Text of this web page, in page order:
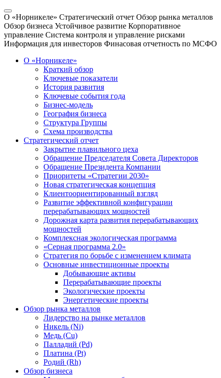
О «Норникеле» Стратегический отчет Обзор рынка металлов
Обзор бизнеса Устойчивое развитие Корпоративное
управление Система контроля и управление рисками
Информация для инвесторов Финасовая отчетность по МСФО
О «Норникеле»
Краткий обзор
Ключевые показатели
История развития
Ключевые события года
Бизнес-модель
География бизнеса
Структура Группы
Схема производства
Стратегический отчет
Закрытие плавильного цеха
Обращение Председателя Совета Директоров
Обращение Президента Компании
Приоритеты «Стратегии 2030»
Новая стратегическая концепция
Клиентоориентированный взгляд
Развитие эффективной конфигурации
перерабатывающих мощностей
Дорожная карта развития перерабатывающих
мощностей
Комплексная экологическая программа
«Серная программа 2.0»
Стратегия по борьбе с изменением климата
Основные инвестиционные проекты
Добывающие активы
Перерабатывающие проекты
Экологические проекты
Энергетические проекты
Обзор рынка металлов
Лидерство на рынке металлов
Никель (Ni)
Медь (Cu)
Палладий (Pd)
Платина (Pt)
Родий (Rh)
Обзор бизнеса